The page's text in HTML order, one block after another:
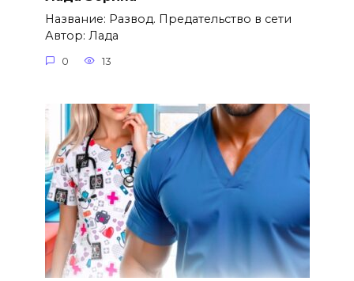
Название: Развод. Предательство в сети
Автор: Лада
0 13